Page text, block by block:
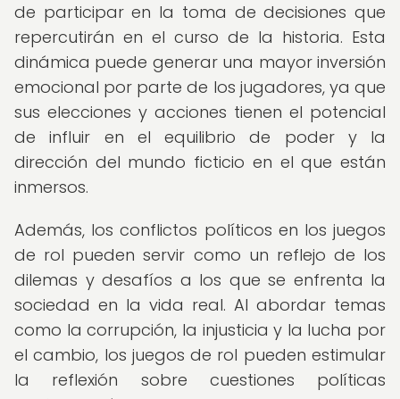
de participar en la toma de decisiones que
repercutirán en el curso de la historia. Esta
dinámica puede generar una mayor inversión
emocional por parte de los jugadores, ya que
sus elecciones y acciones tienen el potencial
de influir en el equilibrio de poder y la
dirección del mundo ficticio en el que están
inmersos.
Además, los conflictos políticos en los juegos
de rol pueden servir como un reflejo de los
dilemas y desafíos a los que se enfrenta la
sociedad en la vida real. Al abordar temas
como la corrupción, la injusticia y la lucha por
el cambio, los juegos de rol pueden estimular
la reflexión sobre cuestiones políticas